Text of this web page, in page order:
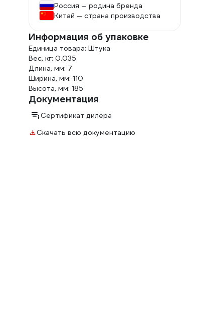
Россия — родина бренда
Китай — страна производства
Информация об упаковке
Единица товара: Штука
Вес, кг: 0.035
Длина, мм: 7
Ширина, мм: 110
Высота, мм: 185
Документация
Сертификат дилера
Скачать всю документацию